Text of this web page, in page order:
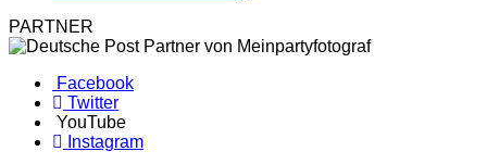
PARTNER
Facebook
Twitter
YouTube
Instagram